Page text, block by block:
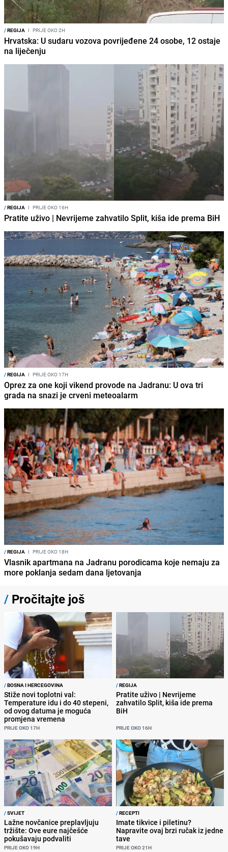
/REGIJA I PRIJE OKO 2H
Hrvatska: U sudaru vozova povrijeđene 24 osobe, 12 ostaje
na liječenju
/REGIJA I PRIJE OKO 16H
Pratite uživo | Nevrijeme zahvatilo Split, kiša ide prema BiH
/REGIJA I PRIJE OKO 17H
Oprez za one koji vikend provode na Jadranu: U ova tri
grada na snazi je crveni meteoalarm
/REGIJA I PRIJE OKO 18H
Vlasnik apartmana na Jadranu porodicama koje nemaju za
more poklanja sedam dana ljetovanja
/ Pročitajte još
/BOSNA I HERCEGOVINA
Stiže novi toplotni val:
Temperature idu i do 40 stepeni,
od ovog datuma je moguća
promjena vremena
PRIJE OKO 17H
/REGIJA
Pratite uživo | Nevrijeme
zahvatilo Split, kiša ide prema
BiH
PRIJE OKO 16H
/SVIJET
Lažne novčanice preplavljuju
tržište: Ove eure najčešće
pokušavaju podvaliti
PRIJE OKO 19H
/RECEPTI
Imate tikvice i piletinu?
Napravite ovaj brzi ručak iz jedne
tave
PRIJE OKO 21H